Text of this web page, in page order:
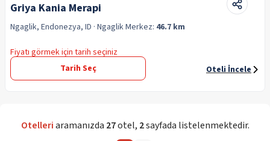
Griya Kania Merapi
Ngaglik, Endonezya, ID · NgaglikMerkez: 46.7 km
Fiyatı görmek için tarih seçiniz
Tarih Seç
Oteli İncele
Otelleriaramanızda 27otel, 2sayfada listelenmektedir.